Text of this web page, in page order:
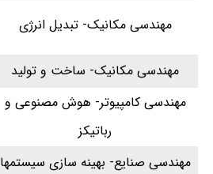
مهندسی مکانیک- تبدیل انرژی
مهندسی مکانیک- ساخت و تولید
مهندسی کامپیوتر- هوش مصنوعی و
رباتیکز
مهندسی صنایع- بهینه سازی سیستمها